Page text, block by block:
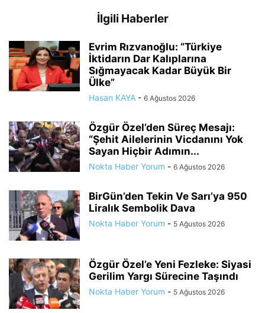
İlgili Haberler
Evrim Rızvanoğlu: “Türkiye
İktidarın Dar Kalıplarına
Sığmayacak Kadar Büyük Bir
Ülke”
Hasan KAYA - 6 Ağustos 2026
Özgür Özel’den Süreç Mesajı:
“Şehit Ailelerinin Vicdanını Yok
Sayan Hiçbir Adımın...
Nokta Haber Yorum - 6 Ağustos 2026
BirGün’den Tekin Ve Sarı’ya 950
Liralık Sembolik Dava
Nokta Haber Yorum - 5 Ağustos 2026
Özgür Özel’e Yeni Fezleke: Siyasi
Gerilim Yargı Sürecine Taşındı
Nokta Haber Yorum - 5 Ağustos 2026